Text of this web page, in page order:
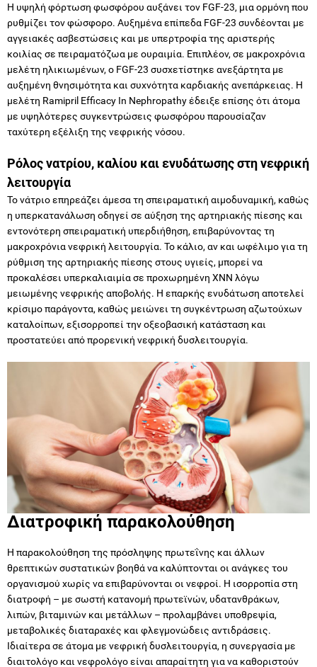
Η υψηλή φόρτωση φωσφόρου αυξάνει τον FGF-23, μια ορμόνη που
ρυθμίζει τον φώσφορο. Αυξημένα επίπεδα FGF-23 συνδέονται με
αγγειακές ασβεστώσεις και με υπερτροφία της αριστερής
κοιλίας σε πειραματόζωα με ουραιμία. Επιπλέον, σε μακροχρόνια
μελέτη ηλικιωμένων, ο FGF-23 συσχετίστηκε ανεξάρτητα με
αυξημένη θνησιμότητα και συχνότητα καρδιακής ανεπάρκειας. Η
μελέτη Ramipril Efficacy In Nephropathy έδειξε επίσης ότι άτομα
με υψηλότερες συγκεντρώσεις φωσφόρου παρουσίαζαν
ταχύτερη εξέλιξη της νεφρικής νόσου.
Ρόλος νατρίου, καλίου και ενυδάτωσης στη νεφρική
λειτουργία
Το νάτριο επηρεάζει άμεσα τη σπειραματική αιμοδυναμική, καθώς
η υπερκατανάλωση οδηγεί σε αύξηση της αρτηριακής πίεσης και
εντονότερη σπειραματική υπερδιήθηση, επιβαρύνοντας τη
μακροχρόνια νεφρική λειτουργία. Το κάλιο, αν και ωφέλιμο για τη
ρύθμιση της αρτηριακής πίεσης στους υγιείς, μπορεί να
προκαλέσει υπερκαλιαιμία σε προχωρημένη ΧΝΝ λόγω
μειωμένης νεφρικής αποβολής. Η επαρκής ενυδάτωση αποτελεί
κρίσιμο παράγοντα, καθώς μειώνει τη συγκέντρωση αζωτούχων
καταλοίπων, εξισορροπεί την οξεοβασική κατάσταση και
προστατεύει από προρενική νεφρική δυσλειτουργία.
Διατροφική παρακολούθηση
Η παρακολούθηση της πρόσληψης πρωτεΐνης και άλλων
θρεπτικών συστατικών βοηθά να καλύπτονται οι ανάγκες του
οργανισμού χωρίς να επιβαρύνονται οι νεφροί. Η ισορροπία στη
διατροφή – με σωστή κατανομή πρωτεϊνών, υδατανθράκων,
λιπών, βιταμινών και μετάλλων – προλαμβάνει υποθρεψία,
μεταβολικές διαταραχές και φλεγμονώδεις αντιδράσεις.
Ιδιαίτερα σε άτομα με νεφρική δυσλειτουργία, η συνεργασία με
διαιτολόγο και νεφρολόγο είναι απαραίτητη για να καθοριστούν